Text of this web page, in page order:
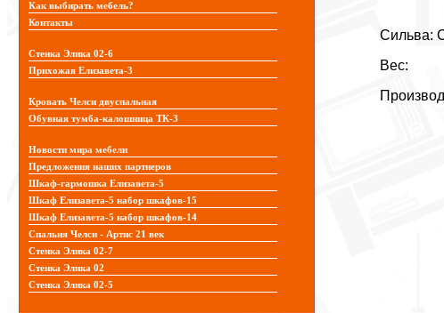
Сильва:
Вес:
Как выбирать мебель?
Контакты
Стенка Элика 02-6
Прихожая Елизавета-3
Кровать Челси двуспальная
Обувная тумба-калошница ТК-3
Новости мира мебели
Предложения наших партнеров
Шкаф-гармошка Елизавета-5
Шкаф Елизавета-5 набор шкафов-15
Шкаф Елизавета-5 набор шкафов-14
Спальня Челси - Артис 21 век
Стенка Элика 02-7
Стенка Элика 02
Стенка Элика 02-5